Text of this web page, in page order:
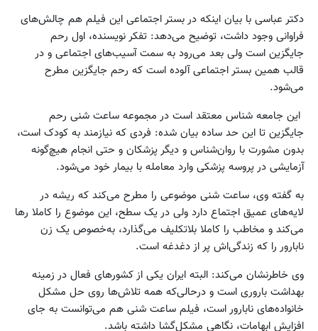
دکتر عباسی با بیان اینکه در بستر اجتماعی این فیلم هم چالش‌های
فراوانی وجود داشت، توضیح می‌دهد: تفکر نویسنده، اول رحم
جایگزین است ولی بعد می‌رود به سمت آسیب‌های اجتماعی و در
قالب همین بستر اجتماعی آلوده است که رحم جایگزین مطرح
می‌شود.
این جامعه شناس معتقد است در مجموعه ساعت شنی رحم
جایگزین تا این حد ساده بیان شده: فردی که نیازمند به کودک است،
بدون مشورت با روان‌شناس و دیگر پزشکان و حتی انجام هیچ‌گونه
آزمایشی در پروسه پزشکی وارد معامله با بیمار خود می‌شود.
به گفته وی، ساعت شنی موضوعی را مطرح می‌کند که ریشه در
لایه‌های عمیق اجتماع دارد ولی در یک سطح، این موضوع را کاملا رها
می‌کند و مخاطب را کاملا بلاتکلیف می‌گذارد، به‌خصوص یک زن
نابارور را که زندگی‌اش پر از دغدغه است.
وی خاطرنشان می‌کند: البته ایران یکی از کشورهای فعال در زمینه
بهداشت باروری است‌ و درحالی‌که همه تلاش‌ها روی حل مشکل
خانواده‌های نابارور است، فیلم ساعت شنی هم می‌توانست به جای
افزایش ابهامات، نگاهی مشکل‌گشا داشته باشد.